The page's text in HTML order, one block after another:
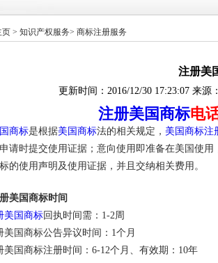
页 > 知识产权服务> 商标注册服务
注册美
更新时间： 2016/12/30 17:23:07 来源：
注册美国商标电
商标是根据美国商标法的相关规定， 美国商标注
请时提交使用证据；意向使用即准备在美国使
的使用声明及使用证据，并且交纳相关费用。
美国商标时间
美国商标回执时间需：1-2周
美国商标公告异议时间：1个月
美国商标注册时间：6-12个月、有效期：10年